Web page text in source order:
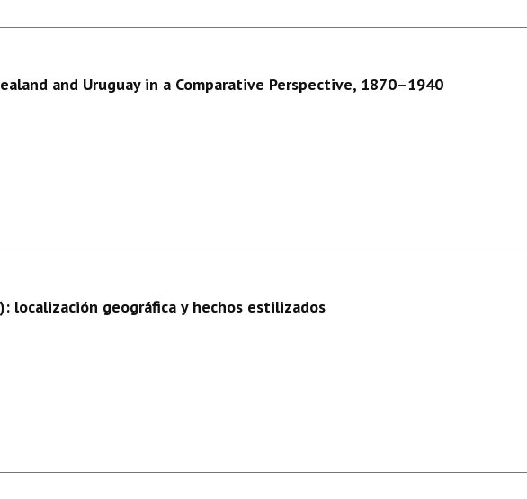
and Uruguay in a Comparative Perspective, 1870–1940
localización geográfica y hechos estilizados